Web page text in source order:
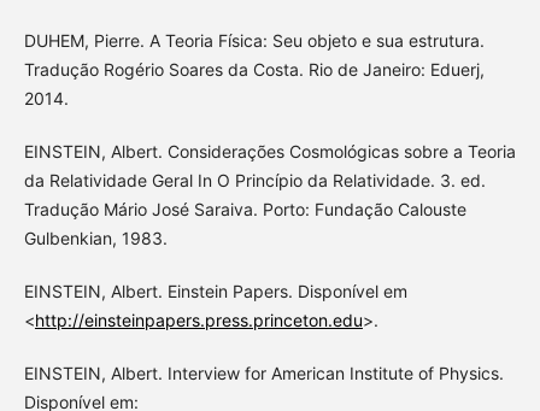
DUHEM, Pierre. A Teoria Física: Seu objeto e sua estrutura.
Tradução Rogério Soares da Costa. Rio de Janeiro: Eduerj,
2014.
EINSTEIN, Albert. Considerações Cosmológicas sobre a Teoria
da Relatividade Geral In O Princípio da Relatividade. 3. ed.
Tradução Mário José Saraiva. Porto: Fundação Calouste
Gulbenkian, 1983.
EINSTEIN, Albert. Einstein Papers. Disponível em
<http://einsteinpapers.press.princeton.edu>.
EINSTEIN, Albert. Interview for American Institute of Physics.
Disponível em: